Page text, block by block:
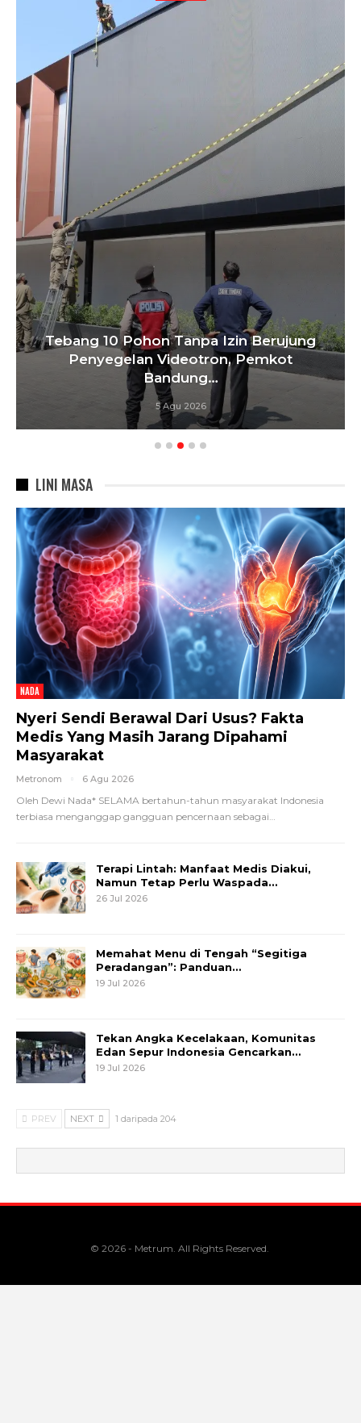
Tebang 10 Pohon Tanpa Izin Berujung
Penyegelan Videotron, Pemkot
Bandung…
5 Agu 2026
LINI MASA
NADA
Nyeri Sendi Berawal Dari Usus? Fakta
Medis Yang Masih Jarang Dipahami
Masyarakat
Metronom 6 Agu 2026
Oleh Dewi Nada* SELAMA bertahun-tahun masyarakat Indonesia
terbiasa menganggap gangguan pencernaan sebagai
Terapi Lintah: Manfaat Medis Diakui,
Namun Tetap Perlu Waspada…
26 Jul 2026
Memahat Menu di Tengah “Segitiga
Peradangan”: Panduan…
19 Jul 2026
Tekan Angka Kecelakaan, Komunitas
Edan Sepur Indonesia Gencarkan…
19 Jul 2026
PREV NEXT 1 daripada 204
© 2026 - Metrum. All Rights Reserved.